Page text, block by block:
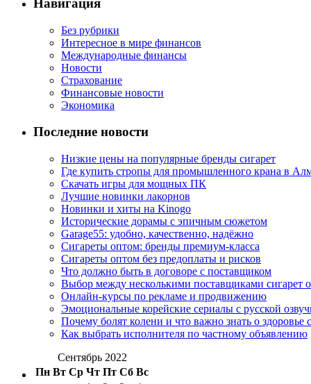
Навигация
Без рубрики
Интересное в мире финансов
Международные финансы
Новости
Страхование
Финансовые новости
Экономика
Последние новости
Низкие цены на популярные бренды сигарет
Где купить стропы для промышленного крана в
Скачать игры для мощных ПК
Лучшие новинки лакорнов
Новинки и хиты на Kinogo
Исторические дорамы с эпичным сюжетом
Garage55: удобно, качественно, надёжно
Сигареты оптом: бренды премиум-класса
Сигареты оптом без предоплаты и рисков
Что должно быть в договоре с поставщиком
Выбор между несколькими поставщиками сигарет
Онлайн-курсы по рекламе и продвижению
Эмоциональные корейские сериалы с русской
Почему болят колени и что важно знать о здоровье
Как выбрать исполнителя по частному объявлению
Сентябрь 2022
Пн Вт Ср Чт Пт Сб Вс